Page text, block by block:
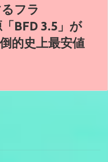
フラ
BFD 3.5」が
的史上最安値